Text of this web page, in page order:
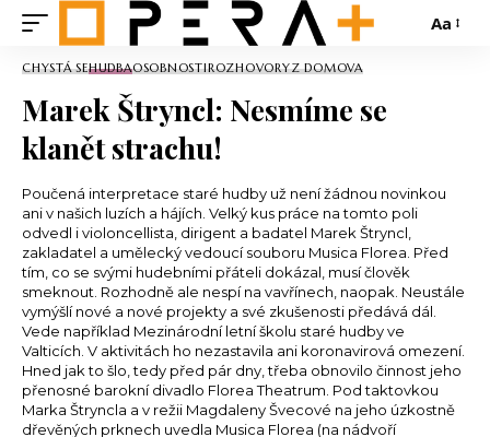
Aa
CHYSTÁ SEHUDBAOSOBNOSTIROZHOVORYZ DOMOVA
Marek Štryncl: Nesmíme se
klanět strachu!
Poučená interpretace staré hudby už není žádnou novinkou
ani v našich luzích a hájích. Velký kus práce na tomto poli
odvedl i violoncellista, dirigent a badatel Marek Štryncl,
zakladatel a umělecký vedoucí souboru Musica Florea. Před
tím, co se svými hudebními přáteli dokázal, musí člověk
smeknout. Rozhodně ale nespí na vavřínech, naopak. Neustále
vymýšlí nové a nové projekty a své zkušenosti předává dál.
Vede například Mezinárodní letní školu staré hudby ve
Valticích. V aktivitách ho nezastavila ani koronavirová omezení.
Hned jak to šlo, tedy před pár dny, třeba obnovilo činnost jeho
přenosné barokní divadlo Florea Theatrum. Pod taktovkou
Marka Štryncla a v režii Magdaleny Švecové na jeho úzkostně
dřevěných prknech uvedla Musica Florea (na nádvoří